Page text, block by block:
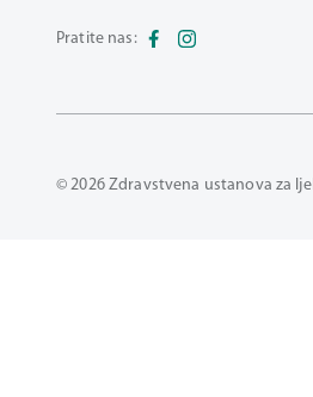
Pratite nas:
© 2026 Zdravstvena ustanova za